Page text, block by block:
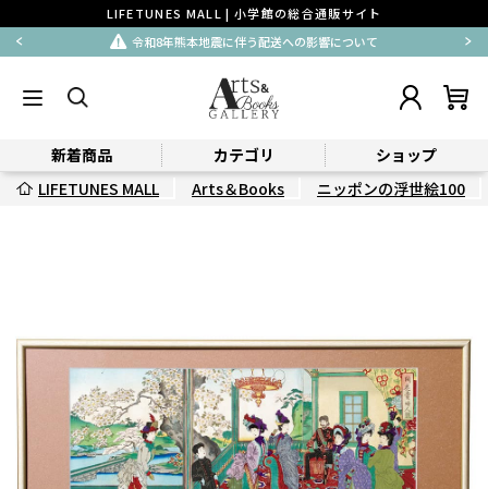
LIFETUNES MALL | 小学館の総合通販サイト
令和8年熊本地震に伴う配送への影響について
新着商品 カテゴリ
ショップ
LIFETUNES MALL
Arts＆Books ニッポンの浮世絵100